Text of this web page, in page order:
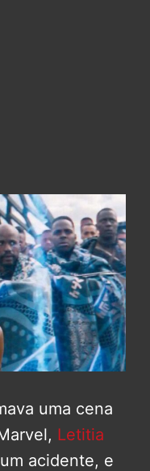
uma cena
Letitia
acidente, e